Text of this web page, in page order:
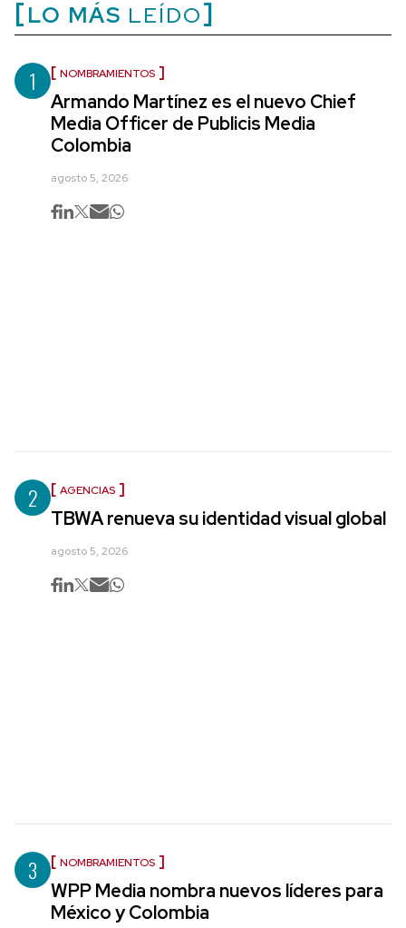
LO MÁS LEÍDO
1 NOMBRAMIENTOS
Armando Martínez es el nuevo Chief
Media Officer de Publicis Media
Colombia
agosto 5, 2026
2 AGENCIAS
TBWA renueva su identidad visual global
agosto 5, 2026
3 NOMBRAMIENTOS
WPP Media nombra nuevos líderes para
México y Colombia